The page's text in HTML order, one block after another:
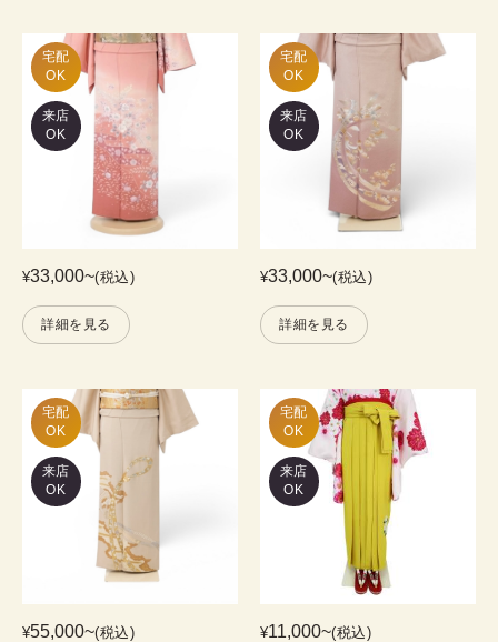
宅配
OK
来店
OK
¥33,000~(税込)
詳細を見る
宅配
OK
来店
OK
¥33,000~(税込)
詳細を見る
宅配
OK
来店
OK
¥55,000~(税込)
宅配
OK
来店
OK
¥11,000~(税込)